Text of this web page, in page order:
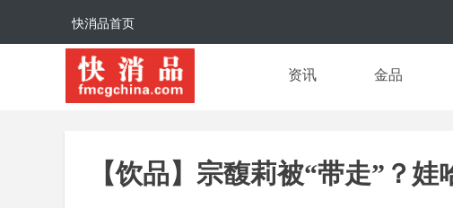
资讯 金品
快消品首页
【饮品】宗馥莉被“带走”？